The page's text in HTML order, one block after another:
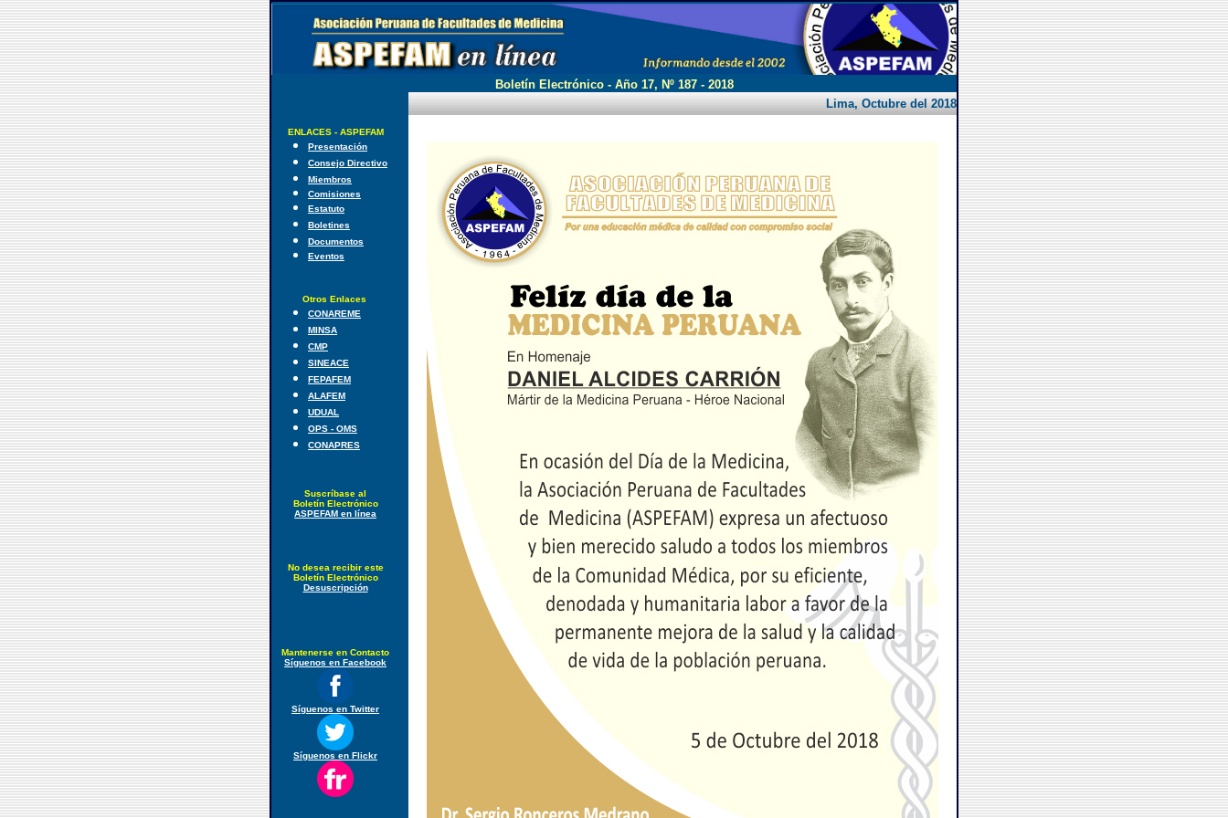
Boletín Electrónico - Año 17, Nº 187 - 2018
ENLACES - ASPEFAM
Presentación
Consejo Directivo
Miembros
Comisiones
Estatuto
Boletines
Documentos
Eventos
Otros Enlaces
CONAREME
MINSA
CMP
SINEACE
FEPAFEM
ALAFEM
UDUAL
OPS - OMS
CONAPRES
Suscríbase al
Boletín Electrónico
ASPEFAM en línea
No desea recibir este
Boletín Electrónico
Desuscripción
Mantenerse en Contacto
Síguenos en Facebook
Síguenos en Twitter
Síguenos en Flickr
Lima, Octubre del 2018